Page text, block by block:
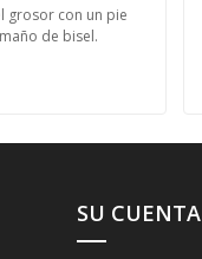
grosor con un pie
de bisel.
SU CUENTA